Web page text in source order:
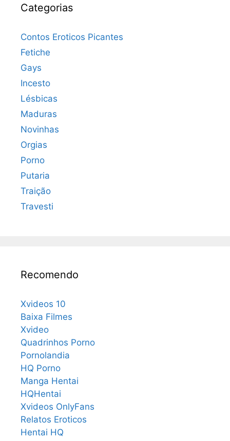
Categorias
Contos Eroticos Picantes
Fetiche
Gays
Incesto
Lésbicas
Maduras
Novinhas
Orgias
Porno
Putaria
Traição
Travesti
Recomendo
Xvideos 10
Baixa Filmes
Xvideo
Quadrinhos Porno
Pornolandia
HQ Porno
Manga Hentai
HQHentai
Xvideos OnlyFans
Relatos Eroticos
Hentai HQ